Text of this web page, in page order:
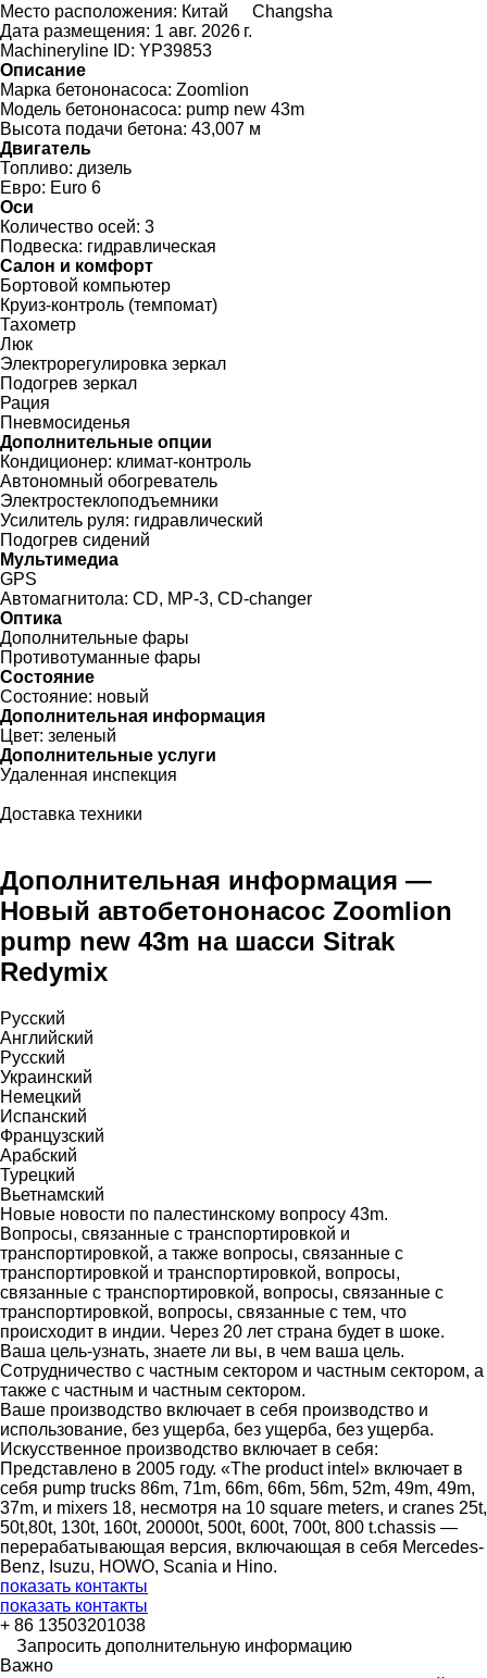
Место расположения: Китай
Changsha
Дата размещения: 1 авг. 2026 г.
Machineryline ID: YP39853
Описание
Марка бетононасоса: Zoomlion
Модель бетононасоса: pump new 43m
Высота подачи бетона: 43,007 м
Двигатель
Топливо: дизель
Евро: Euro 6
Оси
Количество осей: 3
Подвеска: гидравлическая
Салон и комфорт
Бортовой компьютер
Круиз-контроль (темпомат)
Тахометр
Люк
Электрорегулировка зеркал
Подогрев зеркал
Рация
Пневмосиденья
Дополнительные опции
Кондиционер: климат-контроль
Автономный обогреватель
Электростеклоподъемники
Усилитель руля: гидравлический
Подогрев сидений
Мультимедиа
GPS
Автомагнитола: CD, MP-3, CD-changer
Оптика
Дополнительные фары
Противотуманные фары
Состояние
Состояние: новый
Дополнительная информация
Цвет: зеленый
Дополнительные услуги
Удаленная инспекция
Доставка техники
Дополнительная информация —
Новый автобетононасос Zoomlion
pump new 43m на шасси Sitrak
Redymix
Русский
Английский
Русский
Украинский
Немецкий
Испанский
Французский
Арабский
Турецкий
Вьетнамский
Новые новости по палестинскому вопросу 43m.
Вопросы, связанные с транспортировкой и
транспортировкой, а также вопросы, связанные с
транспортировкой и транспортировкой, вопросы,
связанные с транспортировкой, вопросы, связанные с
транспортировкой, вопросы, связанные с тем, что
происходит в индии. Через 20 лет страна будет в шоке.
Ваша цель-узнать, знаете ли вы, в чем ваша цель.
Сотрудничество с частным сектором и частным сектором, а
также с частным и частным сектором.
Ваше производство включает в себя производство и
использование, без ущерба, без ущерба, без ущерба.
Искусственное производство включает в себя:
Представлено в 2005 году. «The product intel» включает в
себя pump trucks 86m, 71m, 66m, 66m, 56m, 52m, 49m, 49m,
37m, и mixers 18, несмотря на 10 square meters, и cranes 25t,
50t,80t, 130t, 160t, 20000t, 500t, 600t, 700t, 800 t.chassis —
перерабатывающая версия, включающая в себя Mercedes-
Benz, Isuzu, HOWO, Scania и Hino.
показать контакты
показать контакты
+ 86 13503201038
Запросить дополнительную информацию
Важно